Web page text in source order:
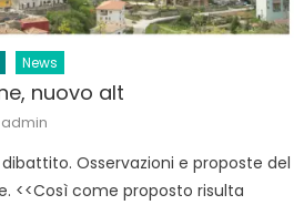
News
nuovo alt
Author
admin
Osservazioni e proposte del
<<Così come proposto risulta